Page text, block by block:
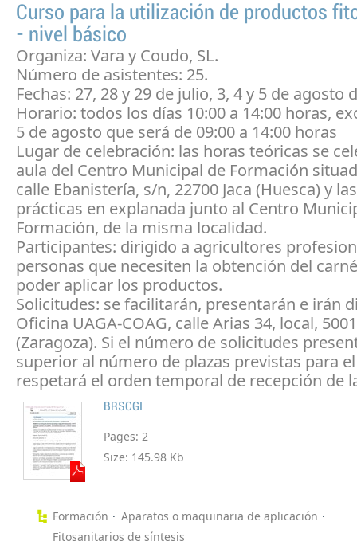
Curso para la utilización de productos
- nivel básico
Organiza: Vara y Coudo, SL.
Número de asistentes: 25.
Fechas: 27, 28 y 29 de julio, 3, 4 y 5 de agosto
Horario: todos los días 10:00 a 14:00 horas,
5 de agosto que será de 09:00 a 14:00 horas
Lugar de celebración: las horas teóricas se
aula del Centro Municipal de Formación
calle Ebanistería, s/n, 22700 Jaca (Huesca) y
prácticas en explanada junto al Centro
Formación, de la misma localidad.
Participantes: dirigido a agricultores
personas que necesiten la obtención del
poder aplicar los productos.
Solicitudes: se facilitarán, presentarán e irán
Oficina UAGA-COAG, calle Arias 34, local,
(Zaragoza). Si el número de solicitudes
superior al número de plazas previstas para
respetará el orden temporal de recepción de
BRSCGI
Pages: 2
Size: 145.98 Kb
Formación
Aparatos o maquinaria de aplicación
Fitosanitarios de síntesis